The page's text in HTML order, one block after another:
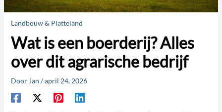
Landbouw & Platteland
Wat is een boerderij? Alles
over dit agrarische bedrijf
DoorJan /april 24, 2026